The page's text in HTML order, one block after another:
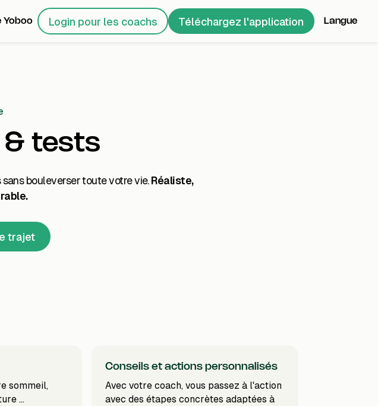
Yoboo Login pour les coachs Téléchargez l'application Langue
& tests
bouleverser toute votre vie. Réaliste,
trajet
sommeil,
...
Conseils et actions personnalisés
Avec votre coach, vous passez à l'action
avec des étapes concrètes adaptées à